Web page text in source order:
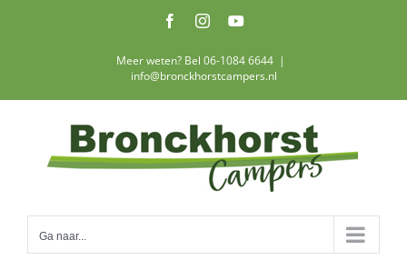
FacebookInstagramYouTube
Meer weten? Bel 06-1084 6644 |
info@bronckhorstcampers.nl
Ga naar...